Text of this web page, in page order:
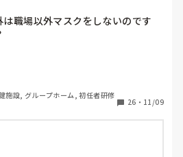
職場以外マスクをしないのです
なるところですが、マスクの息苦
施設, グループホーム, 初任者研修
26 ・ 11/09